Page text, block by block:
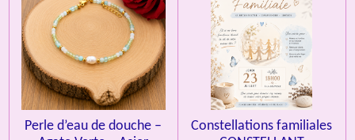
Perle d’eau de douche –
Constellations familiales